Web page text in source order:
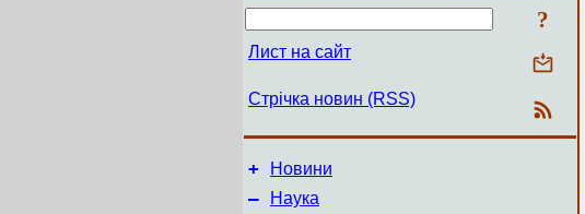
?
Лист на сайт
Стрічка новин (RSS)
+ Новини
–
Наука